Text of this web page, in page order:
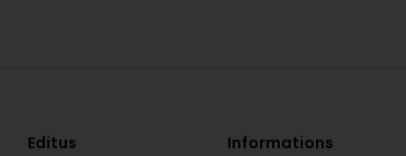
Editus Informations